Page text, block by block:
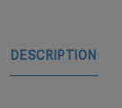
DESCRIPTION